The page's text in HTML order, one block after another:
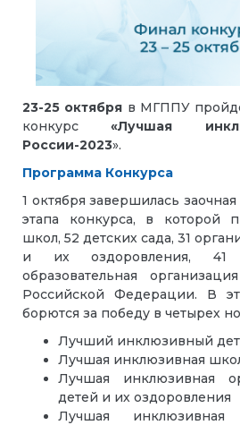
23-25 октября в МГППУ
конкурс
«Лучшая
России-2023».
Программа Конкурса
1 октября завершилась
этапа конкурса, в которой
школ, 52 детских сада, 31
и их оздоровления, 41
образовательная
Российской Федерации. В
борются за победу в четырех
Лучший инклюзивный
Лучшая инклюзивная
Лучшая инклюзивная
детей и их оздоровления
Лучшая инклюзивная